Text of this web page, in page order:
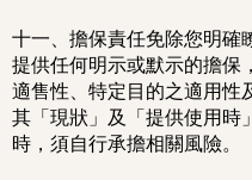
十一、擔保責任免除您明確
提供任何明示或默示的擔保
適售性、特定目的之適用性
其「現狀」及「提供使用時
時，須自行承擔相關風險。